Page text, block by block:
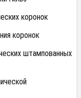
коронок
коронок
штампованных